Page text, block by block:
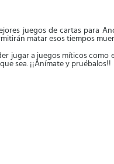
juegos de cartas para
matar esos tiempos
jugar a juegos míticos
sea. ¡¡Anímate y pruébalos!!